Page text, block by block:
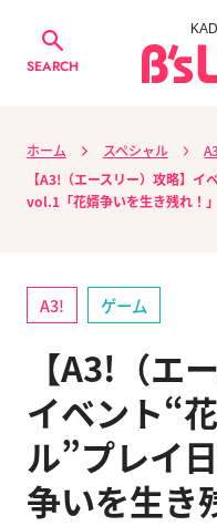
SEARCH
ホーム スペシャル
【A3!（エースリー）攻略】
vol.1「花婿争いを生き残れ！」
A3! ゲーム
【A3!（エ
イベント“
ル”プレイ
争いを生き